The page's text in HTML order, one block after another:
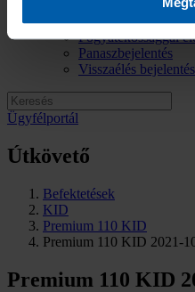
Sajtókapcsolat
Fogyatékossággal
Panaszbejelentés
Visszaélés
Ügyfélportál
Útkövető
Befektetések
KID
Premium 110 KID
Premium 110 KID 2021-
Premium 110 KID